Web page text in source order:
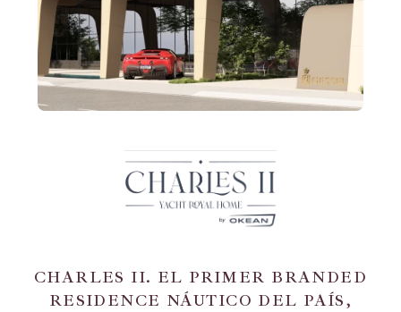
CHARLES II. EL PRIMER BRANDED
RESIDENCE NÁUTICO DEL PAÍS,